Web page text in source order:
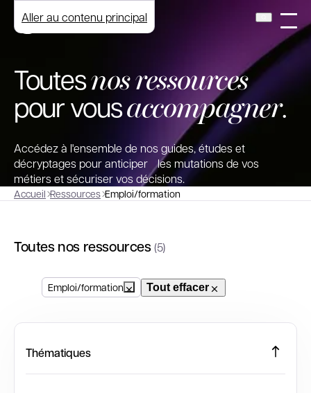
Aller au contenu principal
Toutesnos ressources
pour vousaccompagner.
Accédez à l'ensemble de nos guides, études et
décryptages pour anticiper les mutations de vos
métiers et sécuriser vos décisions.
Accueil Ressources Emploi/formation
Toutes nos ressources(5)
Emploi/formation Tout effacer
Thématiques